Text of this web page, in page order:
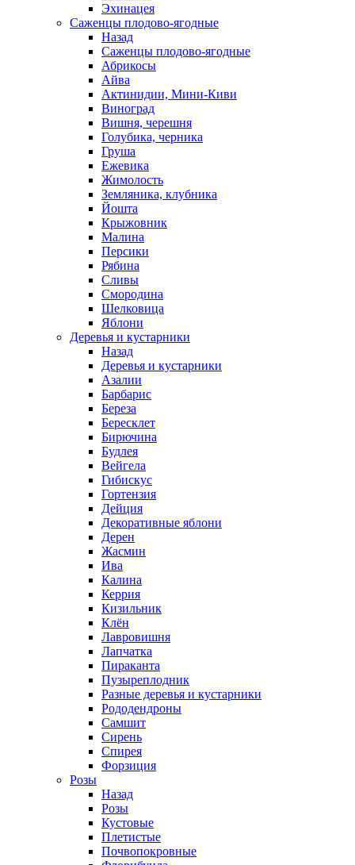
Эхинацея
Саженцы плодово-ягодные
Назад
Саженцы плодово-ягодные
Абрикосы
Айва
Актинидии, Мини-Киви
Виноград
Вишня, черешня
Голубика, черника
Груша
Ежевика
Жимолость
Земляника, клубника
Йошта
Крыжовник
Малина
Персики
Рябина
Сливы
Смородина
Шелковица
Яблони
Деревья и кустарники
Назад
Деревья и кустарники
Азалии
Барбарис
Береза
Бересклет
Бирючина
Будлея
Вейгела
Гибискус
Гортензия
Дейция
Декоративные яблони
Дерен
Жасмин
Ива
Калина
Керрия
Кизильник
Клён
Лавровишня
Лапчатка
Пираканта
Пузыреплодник
Разные деревья и кустарники
Рододендроны
Самшит
Сирень
Спирея
Форзиция
Розы
Назад
Розы
Кустовые
Плетистые
Почвопокровные